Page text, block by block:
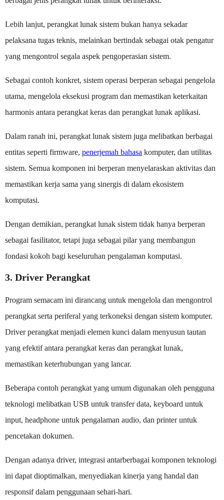
Lebih lanjut, perangkat lunak sistem bukan hanya sekadar
pelaksana tugas teknis, melainkan bertindak sebagai otak pengatur
yang mengontrol segala aspek pengoperasian sistem.
Sebagai contoh konkret, sistem operasi berperan sebagai pengelola
utama, mengelola eksekusi program dan memastikan keterkaitan
harmonis antara perangkat keras dan perangkat lunak aplikasi.
Dalam ranah ini, perangkat lunak sistem juga melibatkan berbagai
entitas seperti firmware, penerjemah bahasa komputer, dan utilitas
sistem. Semua komponen ini berperan menyelaraskan aktivitas dan
memastikan kerja sama yang sinergis di dalam ekosistem
komputasi.
Dengan demikian, perangkat lunak sistem tidak hanya berperan
sebagai fasilitator, tetapi juga sebagai pilar yang membangun
fondasi kokoh bagi keseluruhan pengalaman komputasi.
3. Driver Perangkat
Program semacam ini dirancang untuk mengelola dan mengontrol
perangkat serta periferal yang terkoneksi dengan sistem komputer.
Driver perangkat menjadi elemen kunci dalam menyusun tautan
yang efektif antara perangkat keras dan perangkat lunak,
memastikan keterhubungan yang lancar.
Beberapa contoh perangkat yang umum digunakan oleh pengguna
teknologi melibatkan USB untuk transfer data, keyboard untuk
input, headphone untuk pengalaman audio, dan printer untuk
pencetakan dokumen.
Dengan adanya driver, integrasi antarberbagai komponen teknologi
ini dapat dioptimalkan, menyediakan kinerja yang handal dan
responsif dalam penggunaan sehari-hari.